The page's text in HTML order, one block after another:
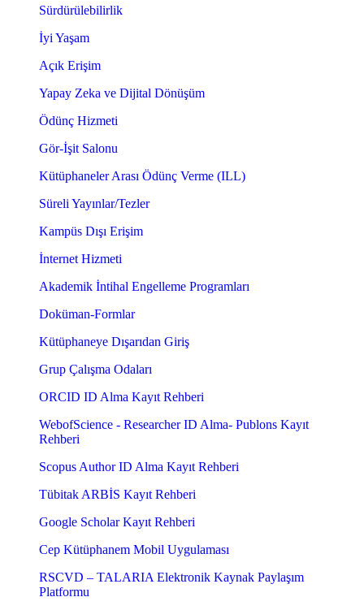
Sürdürülebilirlik
İyi Yaşam
Açık Erişim
Yapay Zeka ve Dijital Dönüşüm
Ödünç Hizmeti
Gör-İşit Salonu
Kütüphaneler Arası Ödünç Verme (ILL)
Süreli Yayınlar/Tezler
Kampüs Dışı Erişim
İnternet Hizmeti
Akademik İntihal Engelleme Programları
Doküman-Formlar
Kütüphaneye Dışarıdan Giriş
Grup Çalışma Odaları
ORCID ID Alma Kayıt Rehberi
WebofScience - Researcher ID Alma- Publons Kayıt
Rehberi
Scopus Author ID Alma Kayıt Rehberi
Tübitak ARBİS Kayıt Rehberi
Google Scholar Kayıt Rehberi
Cep Kütüphanem Mobil Uygulaması
RSCVD – TALARIA Elektronik Kaynak Paylaşım
Platformu